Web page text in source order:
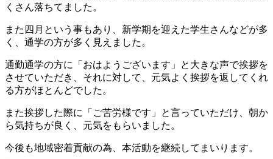
くさん落ちてました。
​また四月という事もあり、新学期を迎えた学生さんなどが多
く、通学の方が多く見えました。​
​通勤通学の方に「おはようございます」と大きな声で挨拶を
させていただき、それに対して、元気よく挨拶を返してくれ
る方がほとんどでした。
​また挨拶した際に「ご苦労様です」と言っていただけ、朝か
ら気持ちが良く、元気をもらいました。
今後も地域密着貢献の為、本活動を継続してまいります。